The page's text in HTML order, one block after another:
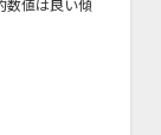
数値は良い傾